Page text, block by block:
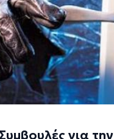
για την